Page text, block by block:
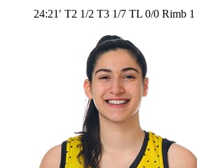
24:21′ T2 1/2 T3 1/7 TL 0/0 Rimb 1